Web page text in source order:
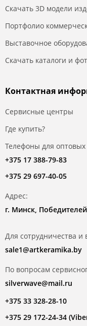
Скачать 3D модели
Портфолио
Выставочное
Скачать каталоги и
Контактная
Сервисные центры
Где купить?
Телефоны для оптовых
+375 17 388-79-83
+375 29 697-40-05
Адрес:
г. Минск,
Для сотрудничества и
sale1@artkeramika.by
По вопросам
silverwave@mail.ru
+375 33 328-28-10
+375 29 172-24-34